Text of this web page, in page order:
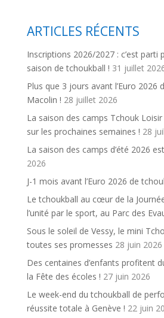
ARTICLES RÉCENTS
Inscriptions 2026/2027 : c’est parti
saison de tchoukball ! 31 juillet
Plus que 3 jours avant l’Euro 2026
Macolin ! 28 juillet 2026
La saison des camps Tchouk
sur les prochaines semaines ! 28
La saison des camps d’été 2026
2026
J-1 mois avant l’Euro 2026 de
Le tchoukball au cœur de la
l’unité par le sport, au Parc des
Sous le soleil de Vessy, le mini
toutes ses promesses 28 juin 2026
Des centaines d’enfants profitent
la Fête des écoles ! 27 juin 2026
Le week-end du tchoukball de
réussite totale à Genève ! 22 juin